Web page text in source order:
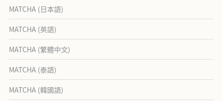
MATCHA (日本語)
MATCHA (英語)
MATCHA (繁體中文)
MATCHA (泰語)
MATCHA (韓國語)